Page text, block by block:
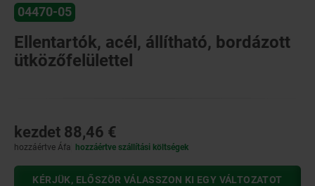
04470-05
Ellentartók, acél, állítható, bordázott
ütközőfelülettel
kezdet 88,46 €
hozzáértve Áfa hozzáértve szállítási költségek
KÉRJÜK, ELŐSZÖR VÁLASSZON KI EGY VÁLTOZATOT